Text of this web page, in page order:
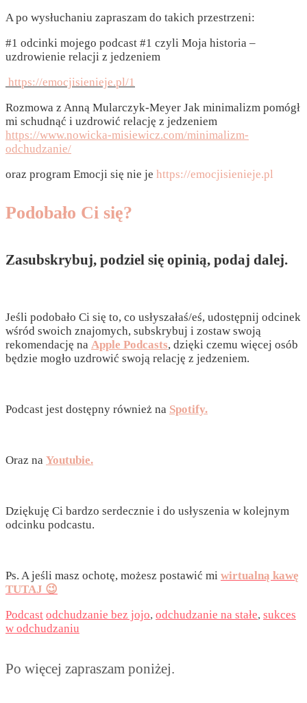
A po wysłuchaniu zapraszam do takich przestrzeni:
#1 odcinki mojego podcast #1 czyli Moja historia –
uzdrowienie relacji z jedzeniem
https://emocjisienieje.pl/1
Rozmowa z Anną Mularczyk-Meyer Jak minimalizm pomógł
mi schudnąć i uzdrowić relację z jedzeniem
https://www.nowicka-misiewicz.com/minimalizm-
odchudzanie/
oraz program Emocji się nie je https://emocjisienieje.pl
Podobało Ci się?
Zasubskrybuj, podziel się opinią, podaj dalej.
Jeśli podobało Ci się to, co usłyszałaś/eś, udostępnij odcinek
wśród swoich znajomych, subskrybuj i zostaw swoją
rekomendację na Apple Podcasts, dzięki czemu więcej osób
będzie mogło uzdrowić swoją relację z jedzeniem.
Podcast jest dostępny również na Spotify.
Oraz na Youtubie.
Dziękuję Ci bardzo serdecznie i do usłyszenia w kolejnym
odcinku podcastu.
Ps. A jeśli masz ochotę, możesz postawić mi wirtualną kawę
TUTAJ 😉
Podcast odchudzanie bez jojo, odchudzanie na stałe, sukces
w odchudzaniu
Po więcej zapraszam poniżej.